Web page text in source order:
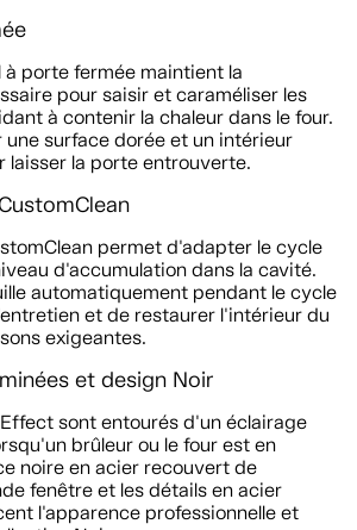
à porte fermée maintient la
pour saisir et caraméliser les
à contenir la chaleur dans le four.
surface dorée et un intérieur
laisser la porte entrouverte.
permet d'adapter le cycle
d'accumulation dans la cavité.
automatiquement pendant le cycle
et de restaurer l'intérieur du
exigeantes.
et design Noir
sont entourés d'un éclairage
brûleur ou le four est en
noire en acier recouvert de
fenêtre et les détails en acier
l'apparence professionnelle et